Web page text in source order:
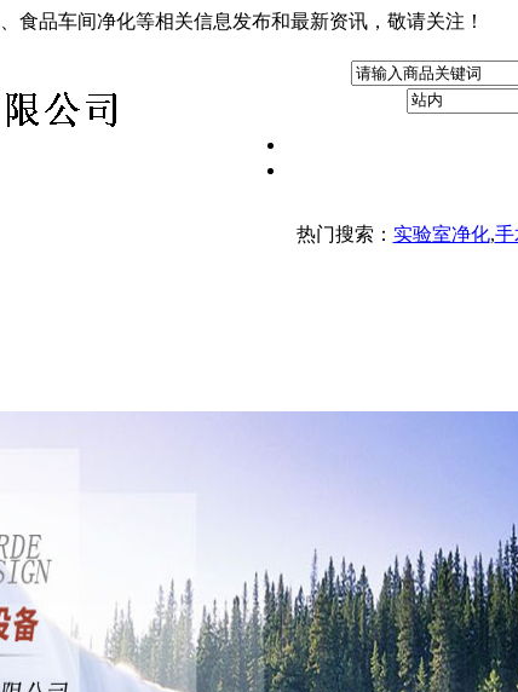
食品车间净化等相关信息发布和最新资讯，敬请关注！
热门搜索： 实验室净化,手